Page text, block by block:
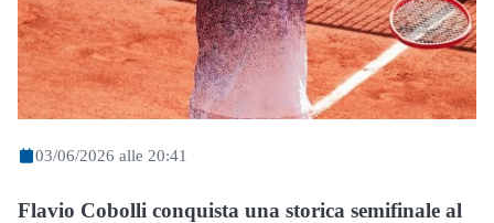
03/06/2026 alle 20:41
Flavio Cobolli conquista una storica semifinale al